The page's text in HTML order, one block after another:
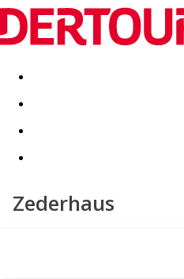
Destinatii Vacanta perfecta
Zederhaus